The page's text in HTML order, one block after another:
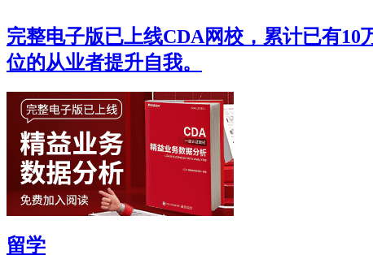
完整电子版已上线CDA网校，累计已有
位的从业者提升自我。
留学